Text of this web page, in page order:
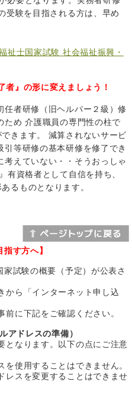
受験を目指される方は、早め
祉士国家試験 社会福祉振興・
者』の形に変えましょう！
任者研修（旧ヘルパー２級）修
ため 介護職員の専門性の柱で
きます。 減算されないサービ
等研修の基本研修を修了でき
考えていない・・そうおっしゃ
有資格者として自信を持ち、
るものとなります。
す方へ】
試験の概要（予定）が公表さ
から「インターネット申し込
に下記をご確認ください。
アドレスの準備）
となります。以下の点にご注意
使用することはできません。
スを変更することはできませ